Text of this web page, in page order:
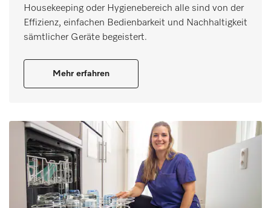
Housekeeping oder Hygienebereich alle sind von der
Effizienz, einfachen Bedienbarkeit und Nachhaltigkeit
sämtlicher Geräte begeistert.
Mehr erfahren